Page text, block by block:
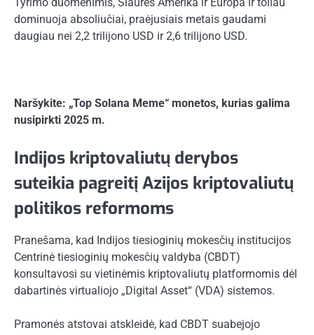
dominuoja absoliučiai, praėjusiais metais gaudami
daugiau nei 2,2 trilijono USD ir 2,6 trilijono USD.
Naršykite: „Top Solana Meme“ monetos, kurias galima
nusipirkti 2025 m.
Indijos kriptovaliutų derybos
suteikia pagreitį Azijos kriptovaliutų
politikos reformoms
Pranešama, kad Indijos tiesioginių mokesčių institucijos
Centrinė tiesioginių mokesčių valdyba (CBDT)
konsultavosi su vietinėmis kriptovaliutų platformomis dėl
dabartinės virtualiojo „Digital Asset“ (VDA) sistemos.
Pramonės atstovai atskleidė, kad CBDT suabejojo ​​